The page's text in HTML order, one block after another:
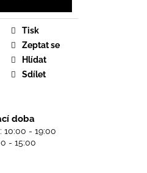
Tisk
Zeptat se
Hlídat
Sdílet
doba
10:00 - 19:00
- 15:00